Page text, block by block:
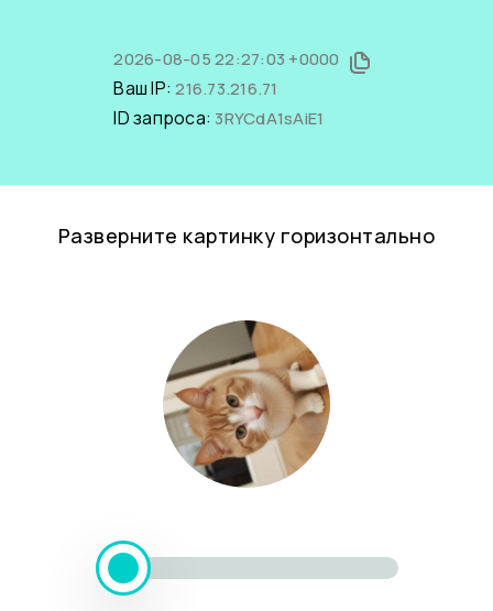
2026-08-05 22:27:03 +0000
Ваш IP:216.73.216.71
ID запроса: 3RYCdA1sAiE1
Разверните картинку горизонтально